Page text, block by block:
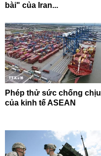
bài" của Iran...
Phép thử sức chống chịu
của kinh tế ASEAN